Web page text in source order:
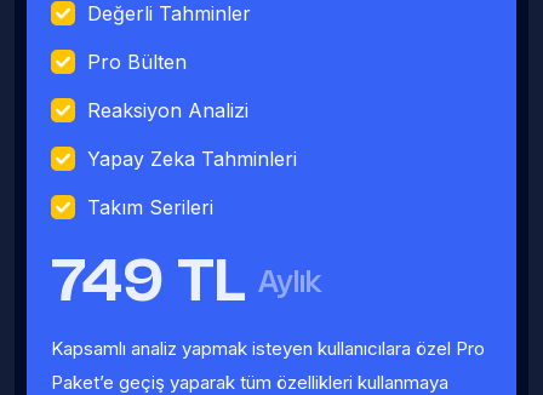
Değerli Tahminler
Pro Bülten
Reaksiyon Analizi
Yapay Zeka Tahminleri
Takım Serileri
749 TL Aylık
Kapsamlı analiz yapmak isteyen kullanıcılara özel Pro
Paket’e geçiş yaparak tüm özellikleri kullanmaya